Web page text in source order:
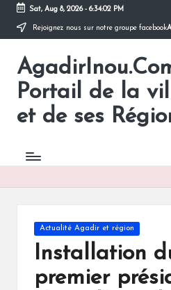
Skip
content
Sat, Aug 8, 2026- 6:34:02 PM
Rejoignez nous sur notre groupe facebook
Portail de la
et de ses
Toute
l'actualité
ville
en
un
Posted
in
Actualité Agadir et région
Installation
premier